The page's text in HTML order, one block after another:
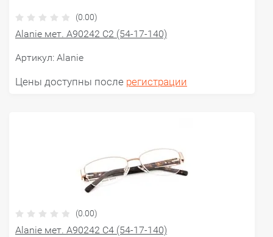
(0.00)
Alanie мет. A90242 C2 (54-17-140)
Артикул: Alanie
Цены доступны после регистрации
(0.00)
Alanie мет. A90242 C4 (54-17-140)